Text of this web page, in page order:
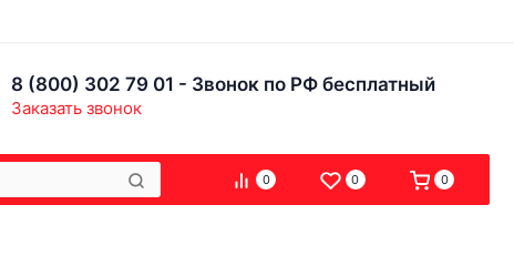
8 (800) 302 79 01 - Звонок по РФ бесплатный
Заказать звонок
0 0 0